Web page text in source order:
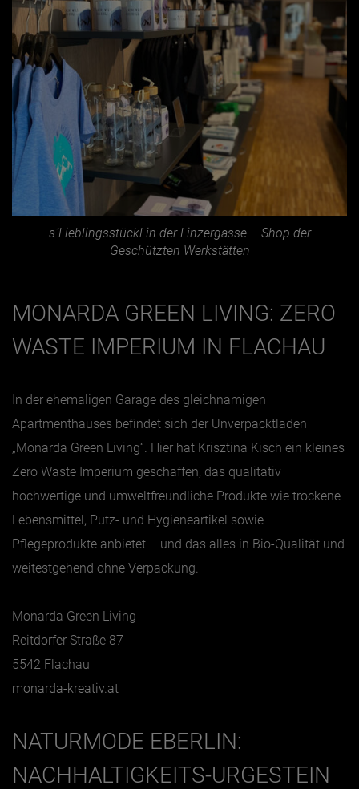
s´Lieblingsstückl in der Linzergasse – Shop der
Geschützten Werkstätten
MONARDA GREEN LIVING: ZERO
WASTE IMPERIUM IN FLACHAU
In der ehemaligen Garage des gleichnamigen
Apartmenthauses befindet sich der Unverpacktladen
„Monarda Green Living“. Hier hat Krisztina Kisch ein kleines
Zero Waste Imperium geschaffen, das qualitativ
hochwertige und umweltfreundliche Produkte wie trockene
Lebensmittel, Putz- und Hygieneartikel sowie
Pflegeprodukte anbietet – und das alles in Bio-Qualität und
weitestgehend ohne Verpackung.
Monarda Green Living
Reitdorfer Straße 87
5542 Flachau
monarda-kreativ.at
NATURMODE EBERLIN:
NACHHALTIGKEITS-URGESTEIN